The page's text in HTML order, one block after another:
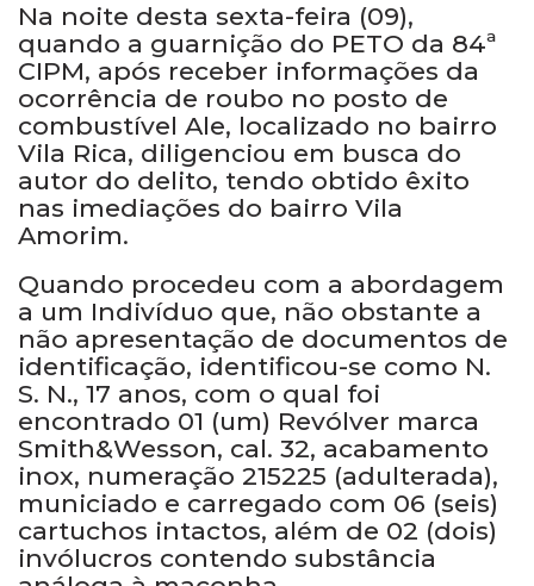
Na noite desta sexta-feira (09),
quando a guarnição do PETO da 84ª
CIPM, após receber informações da
ocorrência de roubo no posto de
combustível Ale, localizado no bairro
Vila Rica, diligenciou em busca do
autor do delito, tendo obtido êxito
nas imediações do bairro Vila
Amorim.
Quando procedeu com a abordagem
a um Indivíduo que, não obstante a
não apresentação de documentos de
identificação, identificou-se como N.
S. N., 17 anos, com o qual foi
encontrado 01 (um) Revólver marca
Smith&Wesson, cal. 32, acabamento
inox, numeração 215225 (adulterada),
municiado e carregado com 06 (seis)
cartuchos intactos, além de 02 (dois)
invólucros contendo substância